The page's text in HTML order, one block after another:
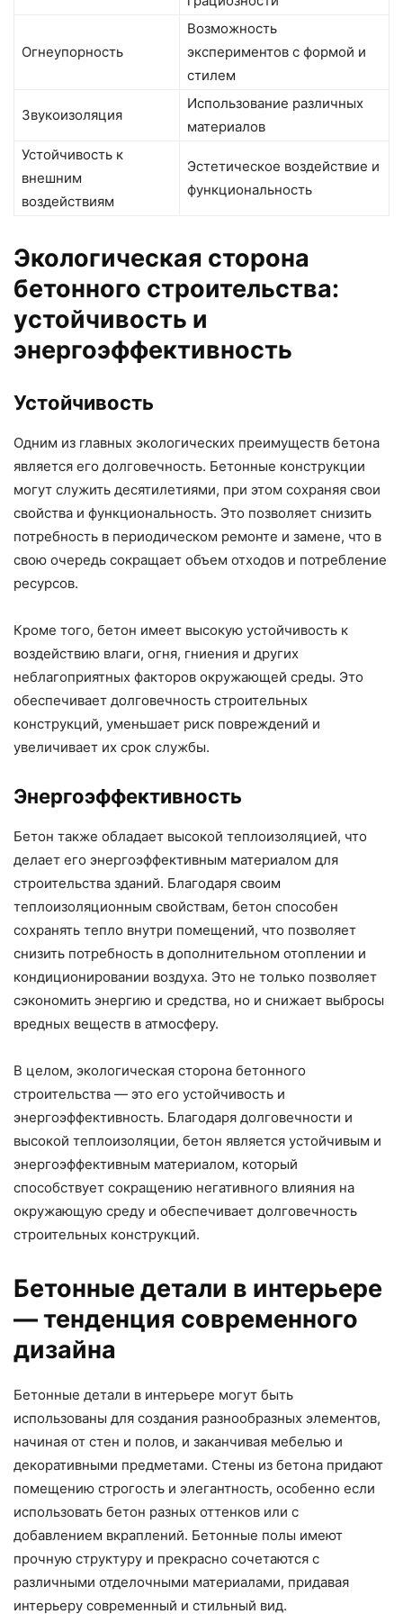
Огнеупорность
Возможность
экспериментов с формой и
стилем
Звукоизоляция
Использование различных
материалов
Устойчивость к
внешним
воздействиям
Эстетическое воздействие и
функциональность
Экологическая сторона
бетонного строительства:
устойчивость и
энергоэффективность
Устойчивость
Одним из главных экологических преимуществ бетона
является его долговечность. Бетонные конструкции
могут служить десятилетиями, при этом сохраняя свои
свойства и функциональность. Это позволяет снизить
потребность в периодическом ремонте и замене, что в
свою очередь сокращает объем отходов и потребление
ресурсов.
Кроме того, бетон имеет высокую устойчивость к
воздействию влаги, огня, гниения и других
неблагоприятных факторов окружающей среды. Это
обеспечивает долговечность строительных
конструкций, уменьшает риск повреждений и
увеличивает их срок службы.
Энергоэффективность
Бетон также обладает высокой теплоизоляцией, что
делает его энергоэффективным материалом для
строительства зданий. Благодаря своим
теплоизоляционным свойствам, бетон способен
сохранять тепло внутри помещений, что позволяет
снизить потребность в дополнительном отоплении и
кондиционировании воздуха. Это не только позволяет
сэкономить энергию и средства, но и снижает выбросы
вредных веществ в атмосферу.
В целом, экологическая сторона бетонного
строительства — это его устойчивость и
энергоэффективность. Благодаря долговечности и
высокой теплоизоляции, бетон является устойчивым и
энергоэффективным материалом, который
способствует сокращению негативного влияния на
окружающую среду и обеспечивает долговечность
строительных конструкций.
Бетонные детали в интерьере
— тенденция современного
дизайна
Бетонные детали в интерьере могут быть
использованы для создания разнообразных элементов,
начиная от стен и полов, и заканчивая мебелью и
декоративными предметами. Стены из бетона придают
помещению строгость и элегантность, особенно если
использовать бетон разных оттенков или с
добавлением вкраплений. Бетонные полы имеют
прочную структуру и прекрасно сочетаются с
различными отделочными материалами, придавая
интерьеру современный и стильный вид.